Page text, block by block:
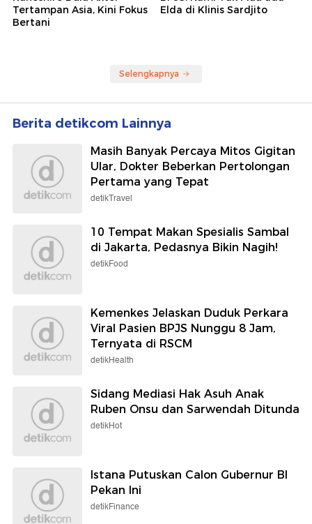
Tertampan Asia, Kini Fokus
Bertani
Elda di Klinis Sardjito
Selengkapnya
Berita detikcom Lainnya
Masih Banyak Percaya Mitos Gigitan
Ular, Dokter Beberkan Pertolongan
Pertama yang Tepat
detikTravel
10 Tempat Makan Spesialis Sambal
di Jakarta, Pedasnya Bikin Nagih!
detikFood
Kemenkes Jelaskan Duduk Perkara
Viral Pasien BPJS Nunggu 8 Jam,
Ternyata di RSCM
detikHealth
Sidang Mediasi Hak Asuh Anak
Ruben Onsu dan Sarwendah Ditunda
detikHot
Istana Putuskan Calon Gubernur BI
Pekan Ini
detikFinance